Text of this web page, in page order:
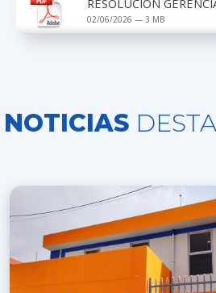
02/06/2026 — 3 MB
NOTICIAS